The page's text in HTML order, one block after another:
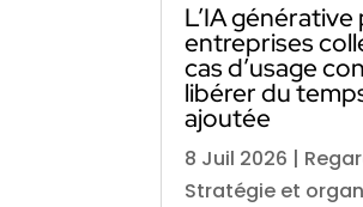
L’IA générative
entreprises
cas d’usage
libérer du
ajoutée
8 Juil 2026 |
Stratégie et